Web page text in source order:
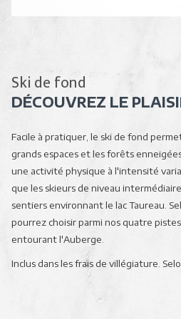
Ski de fond
DÉCOUVREZ LE
Facile à pratiquer, le ski de fond
grands espaces et les forêts
une activité physique à l'intensité
que les skieurs de niveau
sentiers environnant le lac Taureau.
pourrez choisir parmi nos quatre
entourant l'Auberge.
Inclus dans les frais de villégiature.